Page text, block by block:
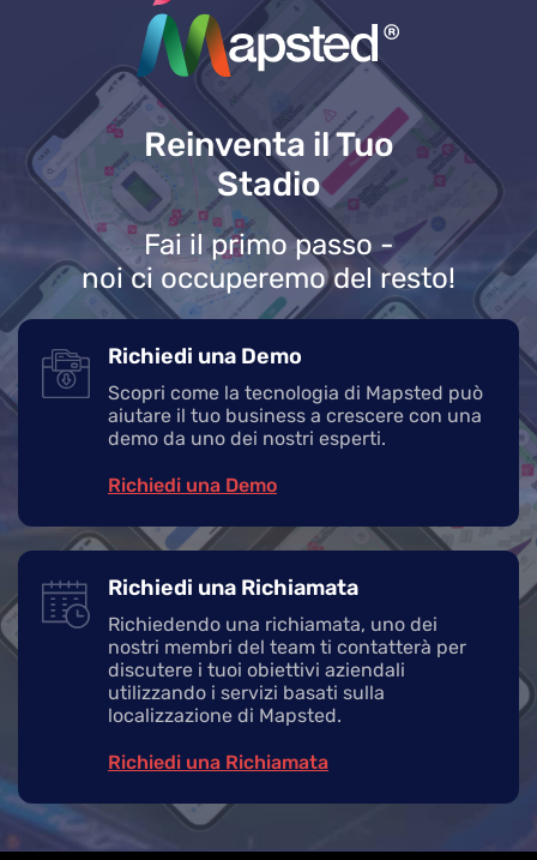
Reinventa il Tuo
Stadio
Fai il primo passo -
noi ci occuperemo del resto!
Richiedi una Demo
Scopri come la tecnologia di Mapsted può
aiutare il tuo business a crescere con una
demo da uno dei nostri esperti.
Richiedi una Demo
Richiedi una Richiamata
Richiedendo una richiamata, uno dei
nostri membri del team ti contatterà per
discutere i tuoi obiettivi aziendali
utilizzando i servizi basati sulla
localizzazione di Mapsted.
Richiedi una Richiamata